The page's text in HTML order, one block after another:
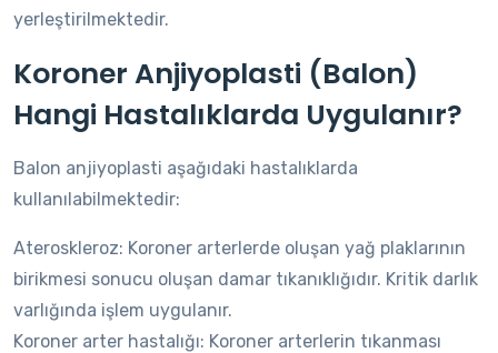
yerleştirilmektedir.
Koroner Anjiyoplasti (Balon)
Hangi Hastalıklarda Uygulanır?
Balon anjiyoplasti aşağıdaki hastalıklarda
kullanılabilmektedir:
Ateroskleroz: Koroner arterlerde oluşan yağ plaklarının
birikmesi sonucu oluşan damar tıkanıklığıdır. Kritik darlık
varlığında işlem uygulanır.
Koroner arter hastalığı: Koroner arterlerin tıkanması